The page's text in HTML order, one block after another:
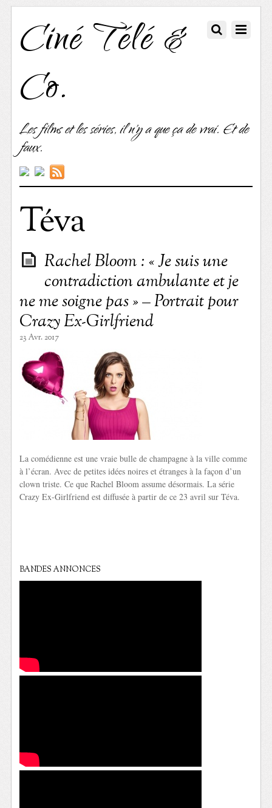
Ciné Télé &
Co.
Les films et les séries, il n'y a que ça de vrai. Et de
faux.
Téva
Rachel Bloom : « Je suis une
contradiction ambulante et je
ne me soigne pas » – Portrait pour
Crazy Ex-Girlfriend
23 Avr. 2017
La comédienne est une vraie bulle de champagne à la ville comme
à l’écran. Avec de petites idées noires et étranges à la façon d’un
clown triste. Ce que Rachel Bloom assume désormais. La série
Crazy Ex-Girlfriend est diffusée à partir de ce 23 avril sur Téva.
BANDES ANNONCES